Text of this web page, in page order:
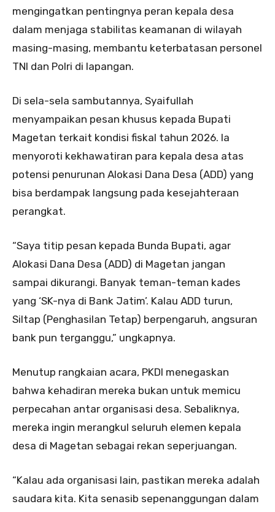
mengingatkan pentingnya peran kepala desa
dalam menjaga stabilitas keamanan di wilayah
masing-masing, membantu keterbatasan personel
TNI dan Polri di lapangan.
Di sela-sela sambutannya, Syaifullah
menyampaikan pesan khusus kepada Bupati
Magetan terkait kondisi fiskal tahun 2026. Ia
menyoroti kekhawatiran para kepala desa atas
potensi penurunan Alokasi Dana Desa (ADD) yang
bisa berdampak langsung pada kesejahteraan
perangkat.
“Saya titip pesan kepada Bunda Bupati, agar
Alokasi Dana Desa (ADD) di Magetan jangan
sampai dikurangi. Banyak teman-teman kades
yang ‘SK-nya di Bank Jatim’. Kalau ADD turun,
Siltap (Penghasilan Tetap) berpengaruh, angsuran
bank pun terganggu,” ungkapnya.
Menutup rangkaian acara, PKDI menegaskan
bahwa kehadiran mereka bukan untuk memicu
perpecahan antar organisasi desa. Sebaliknya,
mereka ingin merangkul seluruh elemen kepala
desa di Magetan sebagai rekan seperjuangan.
“Kalau ada organisasi lain, pastikan mereka adalah
saudara kita. Kita senasib sepenanggungan dalam